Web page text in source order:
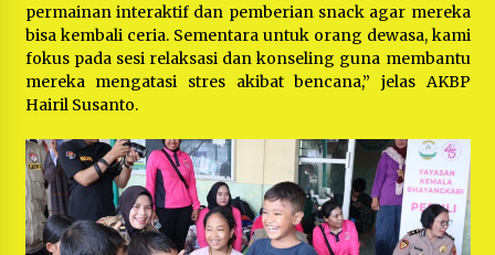
permainan interaktif dan pemberian snack agar mereka
bisa kembali ceria. Sementara untuk orang dewasa, kami
fokus pada sesi relaksasi dan konseling guna membantu
mereka mengatasi stres akibat bencana,” jelas AKBP
Hairil Susanto.